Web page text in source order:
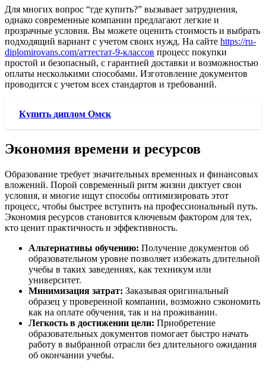
Для многих вопрос “где купить?” вызывает затруднения,
однако современные компании предлагают легкие и
прозрачные условия. Вы можете оценить стоимость и выбрать
подходящий вариант с учетом своих нужд. На сайте https://ru-
diplomirovans.com/аттестат-9-классов процесс покупки
простой и безопасный, с гарантией доставки и возможностью
оплаты несколькими способами. Изготовление документов
проводится с учетом всех стандартов и требований.
Купить диплом Омск
Экономия времени и ресурсов
Образование требует значительных временных и финансовых
вложений. Порой современный ритм жизни диктует свои
условия, и многие ищут способы оптимизировать этот
процесс, чтобы быстрее вступить на профессиональный путь.
Экономия ресурсов становится ключевым фактором для тех,
кто ценит практичность и эффективность.
Альтернативы обучению: Получение документов об
образовательном уровне позволяет избежать длительной
учебы в таких заведениях, как техникум или
университет.
Минимизация затрат: Заказывая оригинальный
образец у проверенной компании, возможно сэкономить
как на оплате обучения, так и на проживании.
Легкость в достижении цели: Приобретение
образовательных документов помогает быстро начать
работу в выбранной отрасли без длительного ожидания
об окончании учебы.